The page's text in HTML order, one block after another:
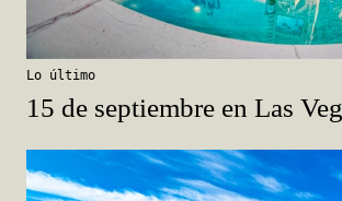
Lo último
15 de septiembre en Las